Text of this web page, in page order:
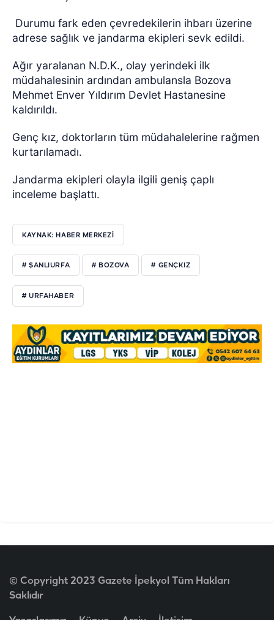
Durumu fark eden çevredekilerin ihbarı üzerine
adrese sağlık ve jandarma ekipleri sevk edildi.
Ağır yaralanan N.D.K., olay yerindeki ilk
müdahalesinin ardından ambulansla Bozova
Mehmet Enver Yıldırım Devlet Hastanesine
kaldırıldı.
Genç kız, doktorların tüm müdahalelerine rağmen
kurtarılamadı.
Jandarma ekipleri olayla ilgili geniş çaplı
inceleme başlattı.
KAYNAK: HABER MERKEZİ
# ŞANLIURFA # BOZOVA # GENÇKIZ
# URFAHABER
© Copyright 2023 Gazete İpekyol Tüm Hakları
Saklıdır